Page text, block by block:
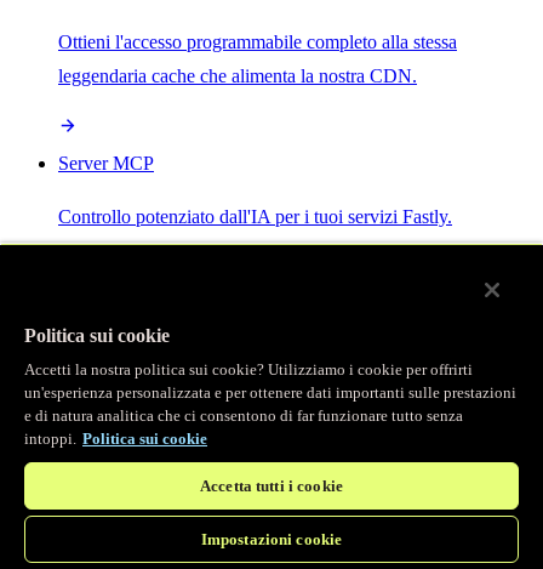
Ottieni l'accesso programmabile completo alla stessa
leggendaria cache che alimenta la nostra CDN.
Server MCP
Controllo potenziato dall'IA per i tuoi servizi Fastly.
Main menu
/ Prodotti
Osservabilità
Logging in tempo reale
Politica sui cookie
Accetti la nostra politica sui cookie? Utilizziamo i cookie per offrirti
un'esperienza personalizzata e per ottenere dati importanti sulle prestazioni
e di natura analitica che ci consentono di far funzionare tutto senza
intoppi. Politica sui cookie
Accetta tutti i cookie
Impostazioni cookie